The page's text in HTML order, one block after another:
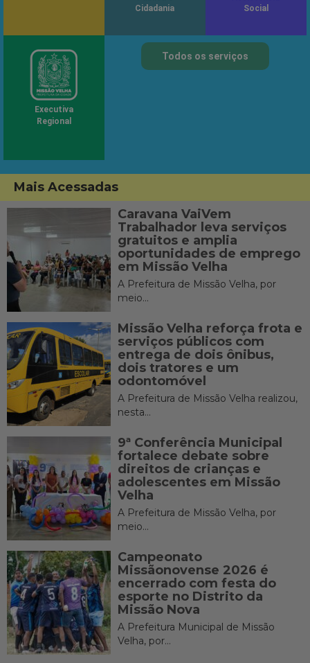
Cidadania
Social
Executiva
Regional
Todos os serviços
Mais Acessadas
Caravana VaiVem
Trabalhador leva serviços
gratuitos e amplia
oportunidades de emprego
em Missão Velha
A Prefeitura de Missão Velha, por
meio...
Missão Velha reforça frota e
serviços públicos com
entrega de dois ônibus,
dois tratores e um
odontomóvel
A Prefeitura de Missão Velha realizou,
nesta...
9ª Conferência Municipal
fortalece debate sobre
direitos de crianças e
adolescentes em Missão
Velha
A Prefeitura de Missão Velha, por
meio...
Campeonato
Missãonovense 2026 é
encerrado com festa do
esporte no Distrito da
Missão Nova
A Prefeitura Municipal de Missão
Velha, por...